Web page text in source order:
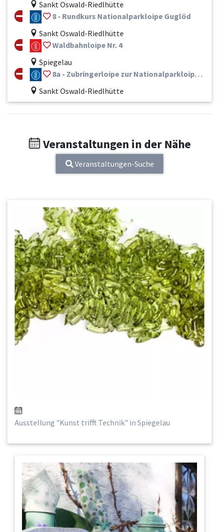
Sankt Oswald-Riedlhütte
8 - Rundkurs Nationalparkloipe Guglöd
Sankt Oswald-Riedlhütte
Waldbahnloipe Nr. 4
Spiegelau
8a - Zubringerloipe zur Nationalparkloipe Guglöd
Sankt Oswald-Riedlhütte
Veranstaltungen in der Nähe
Veranstaltungen-Suche
Ausstellung "Kunst trifft Technik" in Spiegelau